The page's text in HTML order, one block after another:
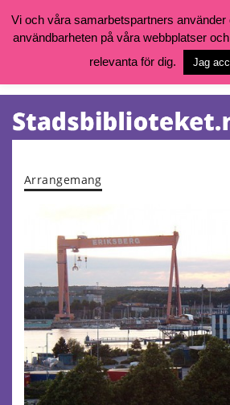
Vill du söka böcker, logga in på ditt
goteborg.se/bibliotek
Öppettider, katalog och kontakt
Tjänster
Arrangemang
Vi och våra samarbetspartners
användbarheten på våra webbplatser
relevanta för dig.
Jag